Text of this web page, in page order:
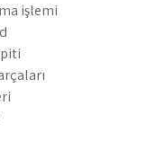
işlemi